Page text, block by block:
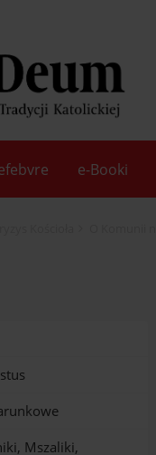
e-Booki
Mszaliki,